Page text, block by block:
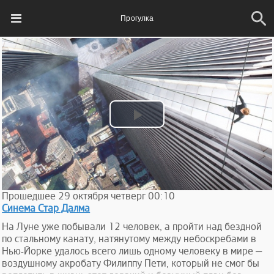
Прогулка
Play
Video
Прошедшее 29 октября четверг 00:10
Синема Стар Далма
На Луне уже побывали 12 человек, а пройти над бездной
по стальному канату, натянутому между небоскребами в
Нью-Йорке удалось всего лишь одному человеку в мире —
воздушному акробату Филиппу Пети, который не смог бы